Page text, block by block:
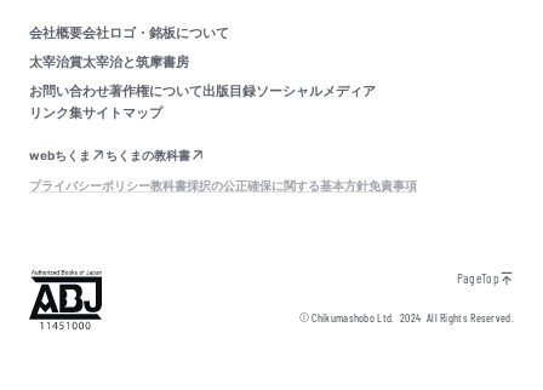
会社概要会社ロゴ・銘板について
太宰治賞太宰治と筑摩書房
お問い合わせ著作権について出版目録ソーシャルメディア
リンク集サイトマップ
webちくま
ちくまの教科書
プライバシーポリシー教科書採択の公正確保に関する基本方針免責事項
PageTop
© Chikumashobo Ltd.2024 All Rights Reserved.